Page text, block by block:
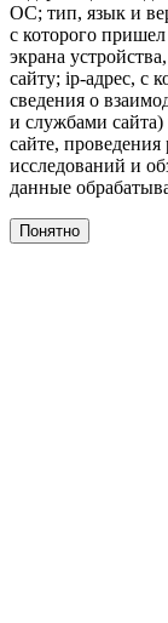
ОС; тип, язык и
с которого
экрана
сайту; ip-адрес, с
сведения о
и службами сайта)
сайте, проведения
исследований и
данные
Понятно